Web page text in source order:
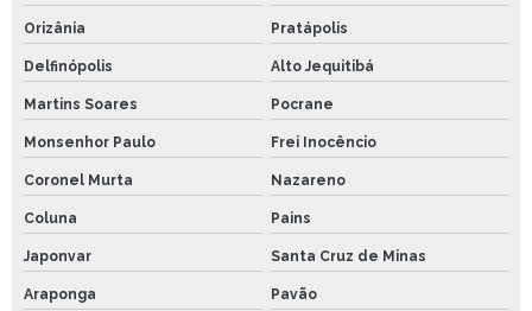
Orizânia Pratápolis
Delfinópolis Alto Jequitibá
Martins Soares Pocrane
Monsenhor Paulo Frei Inocêncio
Coronel Murta Nazareno
Coluna Pains
Japonvar Santa Cruz de Minas
Araponga Pavão